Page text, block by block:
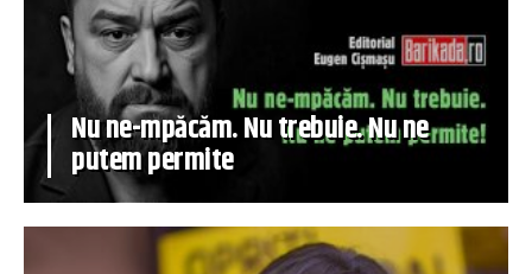
Nu ne-mpăcăm. Nu trebuie. Nu ne
putem permite